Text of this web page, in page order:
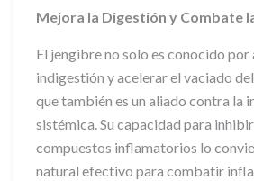
Mejora la Digestión y Combate
El jengibre no solo es conocido por
indigestión y acelerar el vaciado
que también es un aliado contra la
sistémica. Su capacidad para
compuestos inflamatorios lo
natural efectivo para combatir